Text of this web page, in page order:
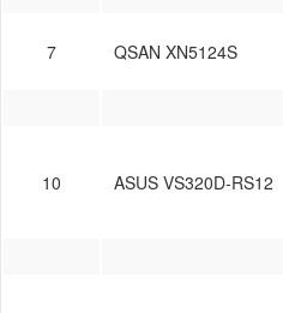
7 QSAN XN5124S
10 ASUS VS320D-RS12